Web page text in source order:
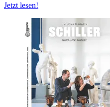
Jetzt lesen!